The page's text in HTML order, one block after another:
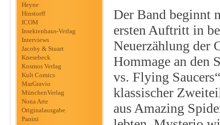
Heyne
Hinstorff
ICOM
Insektenhaus-Verlag
Interviews
Jacoby & Stuart
Knesebeck
Kosmos Verlag
Kult Comics
MarGravio
MünchenVerlag
Nona Arte
Originalausgabe
Panini
Der Band beginnt
ersten Auftritt in
Neuerzählung der
Hommage an den
vs. Flying
klassischer
aus Amazing